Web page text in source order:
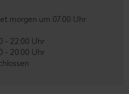
morgen um 07:00 Uhr
- 22:00 Uhr
- 20:00 Uhr